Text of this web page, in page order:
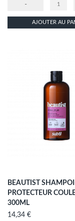
-
AJOUTER AU
BEAUTIST
PROTECTEUR
300ML
Prix
14,34 €